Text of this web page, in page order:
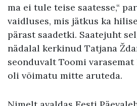
ma ei tule teise saatesse,“
vaidluses, mis jätkus ka
pärast saadetki. Saatejuht
nädalal kerkinud Tatjana
seonduvalt Toomi
oli võimatu mitte aruteda.